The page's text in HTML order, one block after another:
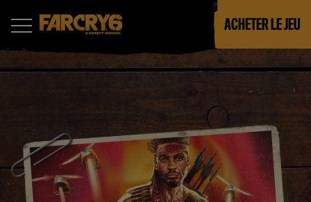
ACHETER LE JEU